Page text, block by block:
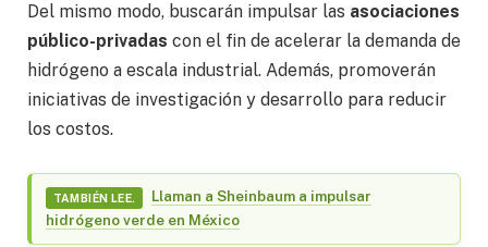
Del mismo modo, buscarán impulsar las asociaciones
público-privadas con el fin de acelerar la demanda de
hidrógeno a escala industrial. Además, promoverán
iniciativas de investigación y desarrollo para reducir
los costos.
TAMBIÉN LEE.
Llaman a Sheinbaum a impulsar
hidrógeno verde en México